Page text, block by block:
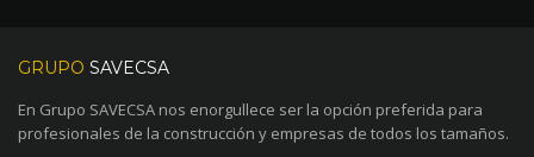
GRUPO SAVECSA
En Grupo SAVECSA nos enorgullece ser la opción preferida para
profesionales de la construcción y empresas de todos los tamaños.